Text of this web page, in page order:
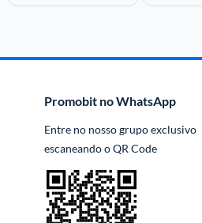
Promobit no WhatsApp
Entre no nosso grupo exclusivo
escaneando o QR Code